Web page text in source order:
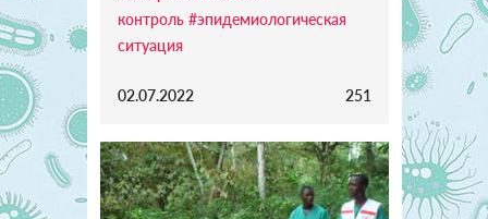
контроль #эпидемиологическая
ситуация
02.07.2022 251